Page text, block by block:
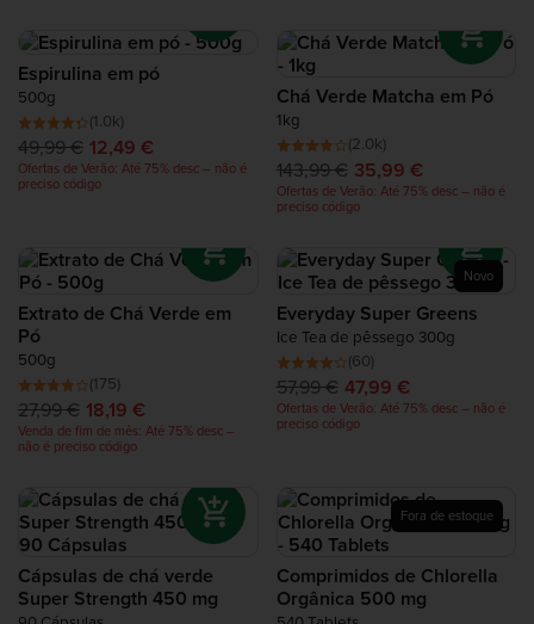
Proteínas de Recuperação
Complete Food Shake
Batidos Proteicos
Snacks de Proteína
Alimentos Ricos em Proteína
Espirulina em pó
500g
(1.0k)
49,99 € 12,49 €
Ofertas de Verão: Até 75% desc – não é
preciso código
Chá Verde Matcha em Pó
1kg
(2.0k)
143,99 € 35,99 €
Ofertas de Verão: Até 75% desc – não é
preciso código
Extrato de Chá Verde em
Pó
500g
(175)
27,99 € 18,19 €
Venda de fim de mês: Até 75% desc –
não é preciso código
Novo
Everyday Super Greens
Ice Tea de pêssego 300g
(60)
57,99 € 47,99 €
Ofertas de Verão: Até 75% desc – não é
preciso código
Cápsulas de chá verde
Super Strength 450 mg
Fora de estoque
Comprimidos de Chlorella
Orgânica 500 mg